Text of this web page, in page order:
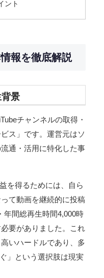
ント
報を徹底解説
景
チャンネルの取得・
ス」です。運営元はソ
通・活用に特化した事
を得るためには、自ら
て動画を継続的に投稿
年間総再生時間4,000時
要がありました。これ
いハードルであり、多
」という選択肢は現実